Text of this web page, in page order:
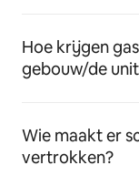
Hoe krijgen
gebouw/de
Wie maakt er
vertrokken?